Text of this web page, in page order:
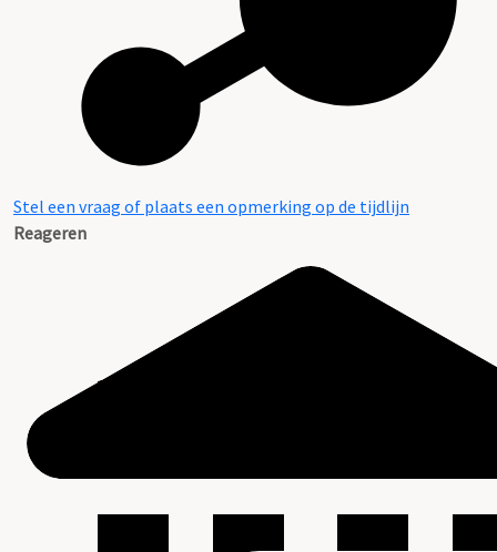
Stel een vraag of plaats een opmerking op de tijdlijn
Reageren